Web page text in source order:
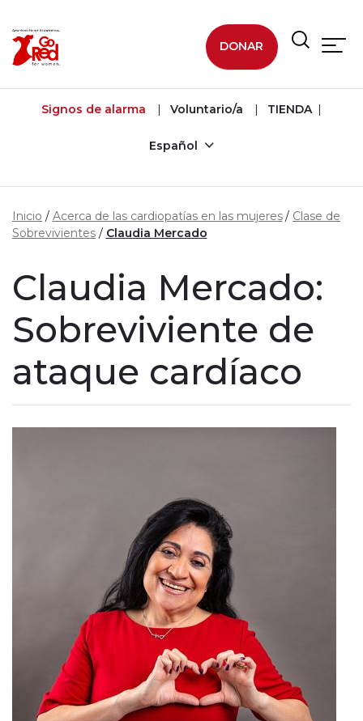
DONAR
Signos de alarma Voluntario/a TIENDA
Español
Inicio Acerca de las cardiopatías en las mujeres
Clase de
Sobrevivientes
Claudia Mercado
Claudia Mercado:
Sobreviviente de
ataque cardíaco